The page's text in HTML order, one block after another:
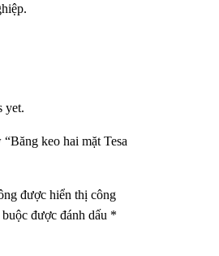
yet.
keo hai mặt Tesa
được hiển thị công
được đánh dấu *